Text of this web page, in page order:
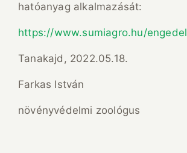
hatóanyag alkalmazását:
https://www.sumiagro.hu/
Tanakajd, 2022.05.18.
Farkas István
növényvédelmi zoológus